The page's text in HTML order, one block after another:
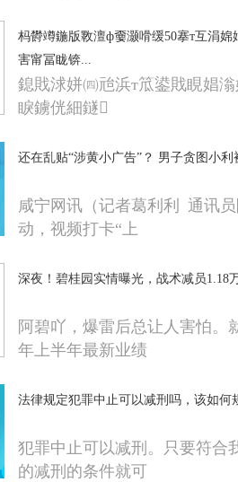
杩欎竴鍦版斁澶ф嫑灏嗗缓50搴т互涓
害甯冨眬锛...
鎴戝浗姘㈣兘浜т笟鍙戝睍娼
睙鐪侊細鐩
还在乱贴“涉黄小广告”？ 男子贪图小利
咸宁网讯（记者葛利利 通讯
动，视频打卡“上
深夜！碧桂园实情曝光，战术减员1.18
阿碧吖，爆雷后总让人害怕。
年上半年最新业绩
法律规定犯罪中止可以减刑吗，该如何
犯罪中止可以减刑。只要符合
的减刑的条件就可